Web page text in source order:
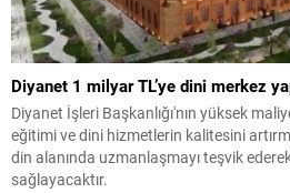
Diyanet 1 milyar TL’ye dini merkez
Diyanet İşleri Başkanlığı'nın yüksek
eğitimi ve dini hizmetlerin kalitesini
din alanında uzmanlaşmayı teşvik
sağlayacaktır.